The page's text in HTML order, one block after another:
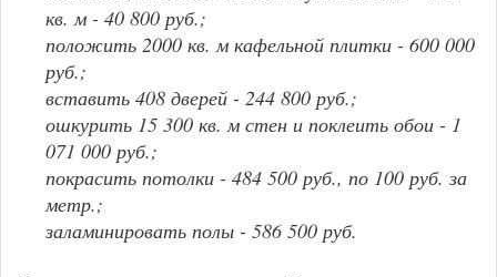
кв. м - 40 800 руб.;
положить 2000 кв. м кафельной плитки - 600 000
руб.;
вставить 408 дверей - 244 800 руб.;
ошкурить 15 300 кв. м стен и поклеить обои - 1
071 000 руб.;
покрасить потолки - 484 500 руб., по 100 руб. за
метр.;
заламинировать полы - 586 500 руб.